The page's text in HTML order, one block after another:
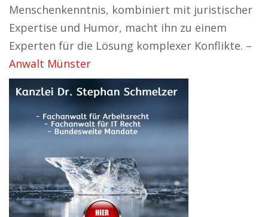
Menschenkenntnis, kombiniert mit juristischer
Expertise und Humor, macht ihn zu einem
Experten für die Lösung komplexer Konflikte. –
Anwalt Münster